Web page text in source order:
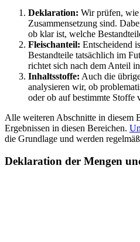
Deklaration: Wir prüfen,
Zusammensetzung sind.
ob klar ist, welche
Fleischanteil: Entscheidend
Bestandteile tatsächlich im
richtet sich nach dem Anteil
Inhaltsstoffe: Auch die
analysieren wir, ob
oder ob auf bestimmte Stoffe
Alle weiteren Abschnitte in diesem
Ergebnissen in diesen Bereichen.
die Grundlage und werden
Deklaration der Mengen